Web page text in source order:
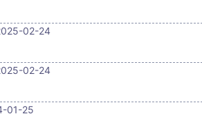
02-24
02-24
01-25